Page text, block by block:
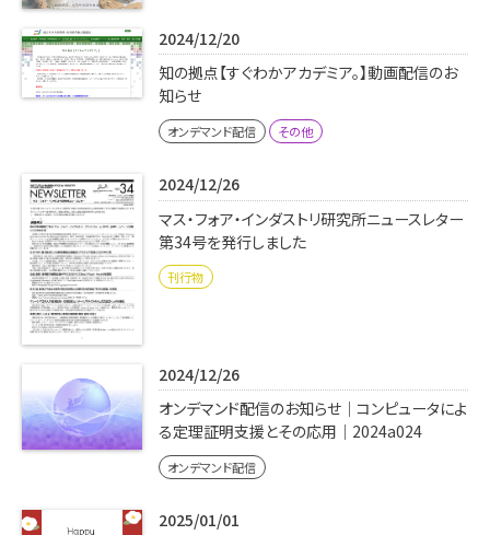
2024/12/20
知の拠点【すぐわかアカデミア。】動画配信のお
知らせ
オンデマンド配信 その他
2024/12/26
マス・フォア・インダストリ研究所ニュースレター
第34号を発行しました
刊行物
2024/12/26
オンデマンド配信のお知らせ｜コンピュータによ
る定理証明支援とその応用｜2024a024
オンデマンド配信
2025/01/01